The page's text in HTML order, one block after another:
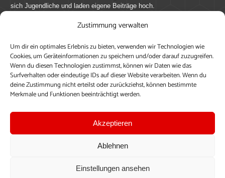
Zustimmung verwalten
Um dir ein optimales Erlebnis zu bieten, verwenden wir Technologien wie
Cookies, um Geräteinformationen zu speichern und/oder darauf zuzugreifen.
Wenn du diesen Technologien zustimmst, können wir Daten wie das
Surfverhalten oder eindeutige IDs auf dieser Website verarbeiten. Wenn du
deine Zustimmung nicht erteilst oder zurückziehst, können bestimmte
Merkmale und Funktionen beeinträchtigt werden.
Akzeptieren
Ablehnen
Einstellungen ansehen
sich Jugendliche und laden eigene Beiträge hoch.
Mach mit bei youpod.de!
youpod.de lebt von Menschen wie dir. Sammel
journalistische Erfahrung, teile deine Perspektive und
veröffentliche deine Beiträge auf youpod.de.Du musst
dich anmelden, um alle Funktionen nutzen zu können, ein
Profil anzulegen, eigene Beiträge hochzuladen und zu
Einloggen